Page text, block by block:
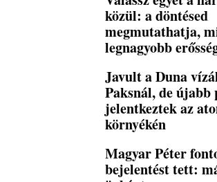
közül: a döntésed
megmutathatja,
legnagyobb
Javult a Duna
Paksnál, de
jelentkeztek az
környékén
Magyar Péter
bejelentést tett: